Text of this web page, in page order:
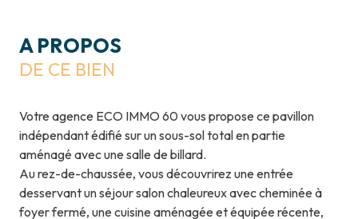
A PROPOS
DE CE BIEN
Votre agence ECO IMMO 60 vous propose ce pavillon
indépendant édifié sur un sous-sol total en partie
aménagé avec une salle de billard.
Au rez-de-chaussée, vous découvrirez une entrée
desservant un séjour salon chaleureux avec cheminée à
foyer fermé, une cuisine aménagée et équipée récente,